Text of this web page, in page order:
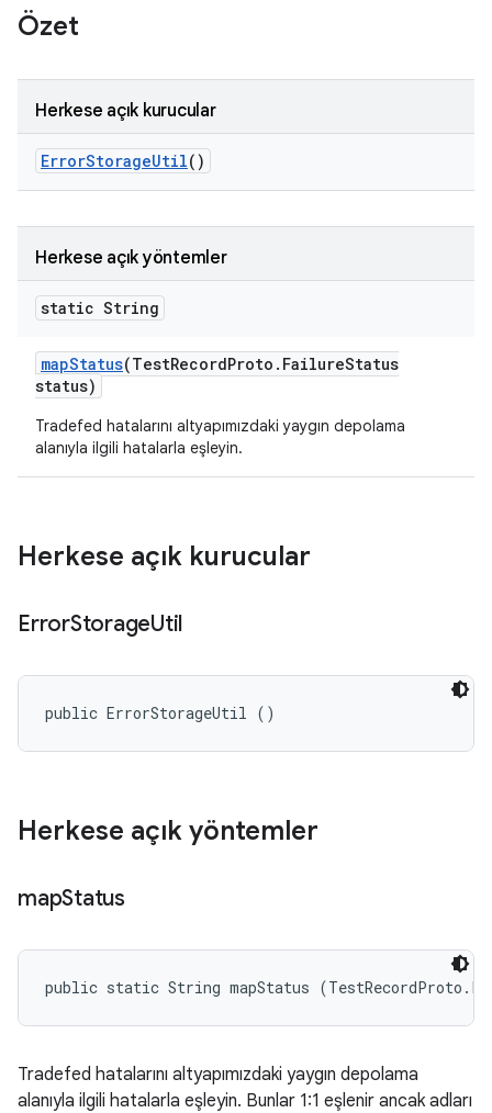
Özet
Herkese açık kurucular
ErrorStorageUtil()
Herkese açık yöntemler
static String
mapStatus(TestRecordProto . FailureStatus
status)
Tradefed hatalarını altyapımızdaki yaygın depolama
alanıyla ilgili hatalarla eşleyin.
Herkese açık kurucular
ErrorStorageUtil
public ErrorStorageUtil ()
Herkese açık yöntemler
mapStatus
public static String mapStatus
Tradefed hatalarını altyapımızdaki yaygın depolama
alanıyla ilgili hatalarla eşleyin. Bunlar 1:1 eşlenir ancak adları